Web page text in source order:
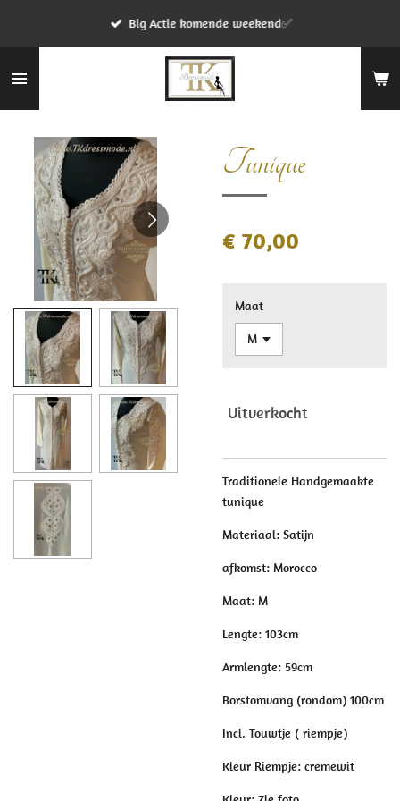
de
Big Actie komende weekend✅
Tunique
€ 70,00
Maat
Uitverkocht
Traditionele Handgemaakte
tunique
Materiaal: Satijn
afkomst: Morocco
Maat: M
Lengte: 103cm
Armlengte: 59cm
Borstomvang (rondom) 100cm
Incl. Touwtje ( riempje)
Kleur Riempje: cremewit